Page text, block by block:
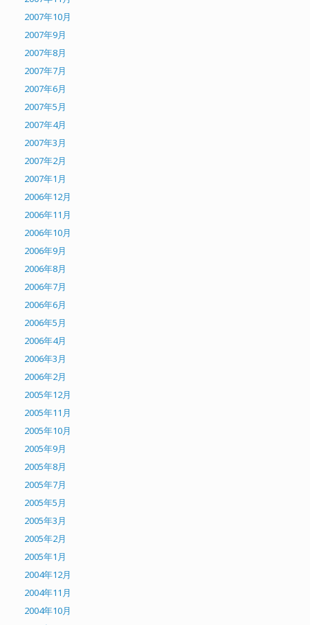
2007年10月
2007年9月
2007年8月
2007年7月
2007年6月
2007年5月
2007年4月
2007年3月
2007年2月
2007年1月
2006年12月
2006年11月
2006年10月
2006年9月
2006年8月
2006年7月
2006年6月
2006年5月
2006年4月
2006年3月
2006年2月
2005年12月
2005年11月
2005年10月
2005年9月
2005年8月
2005年7月
2005年5月
2005年3月
2005年2月
2005年1月
2004年12月
2004年11月
2004年10月